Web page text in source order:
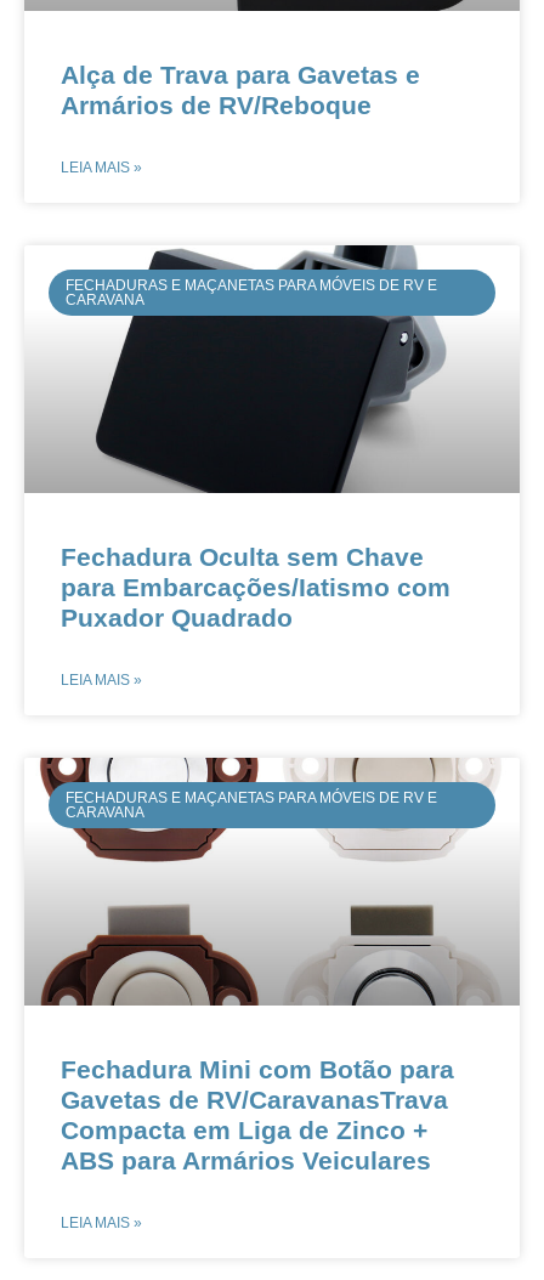
Alça de Trava para Gavetas e
Armários de RV/Reboque​​
LEIA MAIS »
FECHADURAS E MAÇANETAS PARA MÓVEIS DE RV E
CARAVANA
​​Fechadura Oculta sem Chave
para Embarcações/Iatismo com
Puxador Quadrado​​
LEIA MAIS »
FECHADURAS E MAÇANETAS PARA MÓVEIS DE RV E
CARAVANA
Fechadura Mini com Botão para
Gavetas de RV/CaravanasTrava
Compacta em Liga de Zinco +
ABS para Armários Veiculares
LEIA MAIS »